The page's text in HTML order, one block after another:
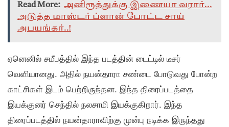
Read More: அனிரூத்துக்கு இணையா வரார்...
அடுத்த மாஸ்டர் ப்ளான் போட்ட சாய்
அபயங்கர்..!
ஏனெனில் சமீபத்தில் இந்த படத்தின் டைட்டில் டீசர்
வெளியானது. அதில் நயன்தாரா சண்டை போடுவது போன்ற
காட்சிகள் இடம் பெற்றிருந்தன. இந்த திரைப்படத்தை
இயக்குனர் செந்தில் நலசாமி இயக்குகிறார். இந்த
திரைப்படத்தில் நயன்தாராவிற்கு முன்பு நடிக்க இருந்தது